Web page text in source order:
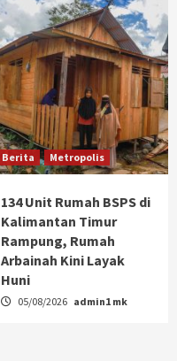
Berita Metropolis
134 Unit Rumah BSPS di
Kalimantan Timur
Rampung, Rumah
Arbainah Kini Layak
Huni
05/08/2026 admin1 mk